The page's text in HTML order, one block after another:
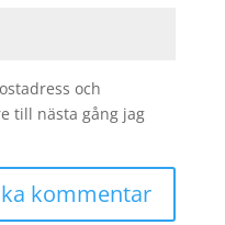
och
till nästa gång jag